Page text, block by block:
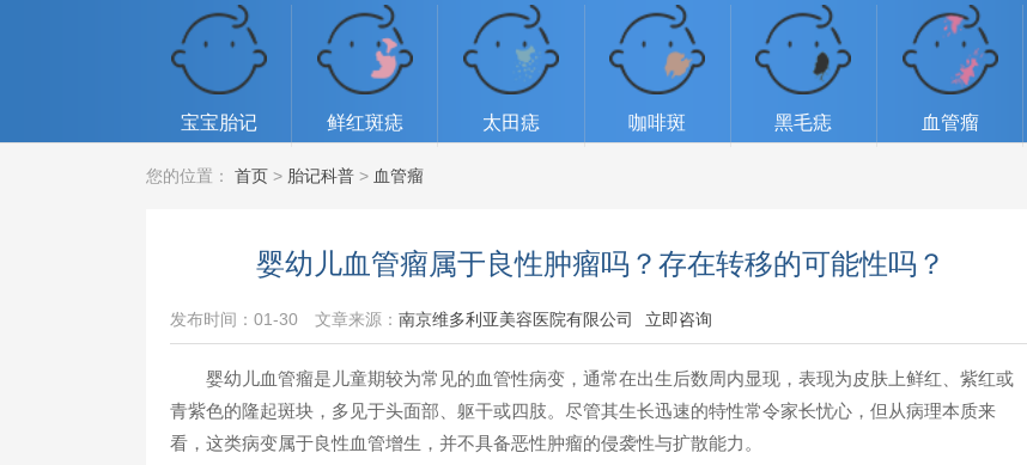
宝宝胎记 鲜红斑痣 太田痣 咖啡斑 黑毛痣 血管瘤
您的位置： 首页 > 胎记科普 > 血管瘤
婴幼儿血管瘤属于良性肿瘤吗？存在转移的可能性吗？
发布时间：01-30 文章来源： 南京维多利亚美容医院有限公司 立即咨询
婴幼儿血管瘤是儿童期较为常见的血管性病变，通常在出生后数周内显现，表现为皮肤上鲜红、紫红或
青紫色的隆起斑块，多见于头面部、躯干或四肢。尽管其生长迅速的特性常令家长忧心，但从病理本质来
看，这类病变属于良性血管增生，并不具备恶性肿瘤的侵袭性与扩散能力。